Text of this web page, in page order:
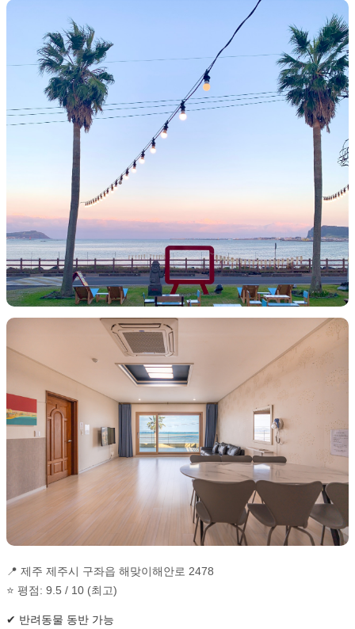
📍 제주 제주시 구좌읍 해맞이해안로 2478
⭐ 평점: 9.5 / 10 (최고)
✔ 반려동물 동반 가능